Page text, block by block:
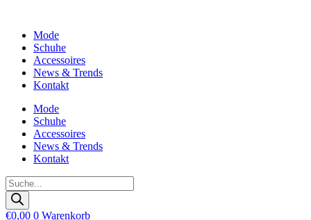
wechselnMode
Schuhe
Accessoires
News & Trends
Kontakt
Mode
Schuhe
Accessoires
News & Trends
Kontakt
Products
search
€0,00 0 Warenkorb